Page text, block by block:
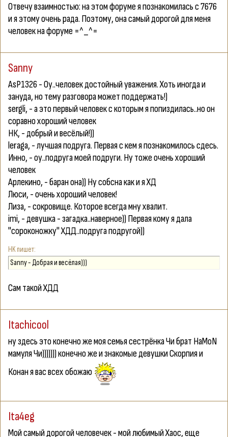
Отвечу взаимностью: на этом форуме я познакомилась с 7676
и я этому очень рада. Поэтому, она самый дорогой для меня
человек на форуме =^_^=
Sanny
AsP1326- Оу..человек достойный уважения. Хоть иногда и
зануда, но тему разговора может поддержать!)
sergli, - а это первый человек с которым я попиздилась..но он
соравно хороший человек
НК, - добрый и весёлый!))
leraga, - лучшая подруга. Первая с кем я познакомилось сдесь.
Инно, - оу..подруга моей подруги. Ну тоже очень хороший
человек
Арлекино, - баран она)) Ну собсна как и я ХД
Люси, - очень хороший человек!
Лиза, - сокровище. Которое всегда мну хвалит.
imi, - девушка - загадка..наверное)) Первая кому я дала
"сороконожку" ХДД..подруга подругой))
HK
Sanny - Добрая и весёлая)))
Сам такой ХДД
Itachicool
ну здесь это конечно же моя семья сестрёнка Чи брат HaMoN
мамуля Чи))))))) конечно же и знакомые девушки Скорпия и
Конан я вас всех обожаю
Ita4eg
Мой самый дорогой человечек - мой любимый Хаос, еще